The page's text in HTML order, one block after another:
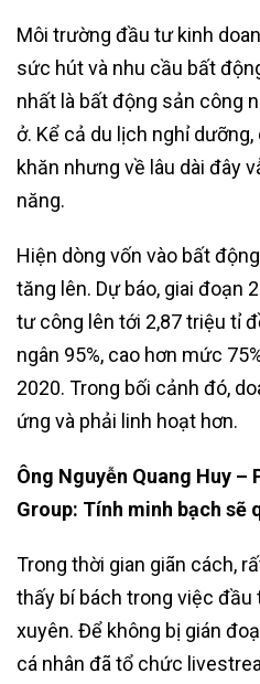
Môi trường đầu tư kinh
sức hút và nhu cầu bất
nhất là bất động sản công
ở. Kể cả du lịch nghỉ
khăn nhưng về lâu dài đây
năng.
Hiện dòng vốn vào bất
tăng lên. Dự báo, giai đoạn
tư công lên tới 2,87 triệu tỉ
ngân 95%, cao hơn mức
2020. Trong bối cảnh đó,
ứng và phải linh hoạt hơn.
Ông Nguyễn Quang Huy –
Group: Tính minh bạch sẽ
Trong thời gian giãn cách,
thấy bí bách trong việc
xuyên. Để không bị gián
cá nhân đã tổ chức